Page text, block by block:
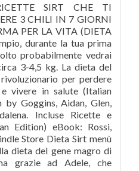
SIRT CHE TI
3 CHILI IN 7 GIORNI
PER LA VITA (DIETA
durante la tua prima
probabilmente vedrai
3-4,5 kg. La dieta del
per perdere
vivere in salute (Italian
Goggins, Aidan, Glen,
Incluse Ricette e
Edition) eBook: Rossi,
Store Dieta Sirt menù
dieta del gene magro di
grazie ad Adele, che